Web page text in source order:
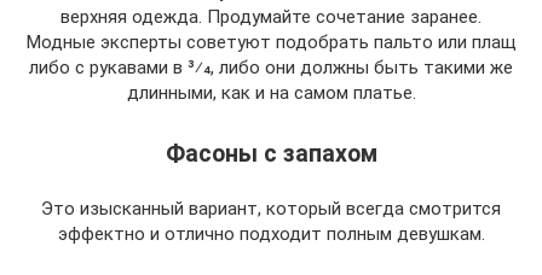
верхняя одежда. Продумайте сочетание заранее.
Модные эксперты советуют подобрать пальто или плащ
либо с рукавами в 3⁄4, либо они должны быть такими же
длинными, как и на самом платье.
Фасоны с запахом
Это изысканный вариант, который всегда смотрится
эффектно и отлично подходит полным девушкам.